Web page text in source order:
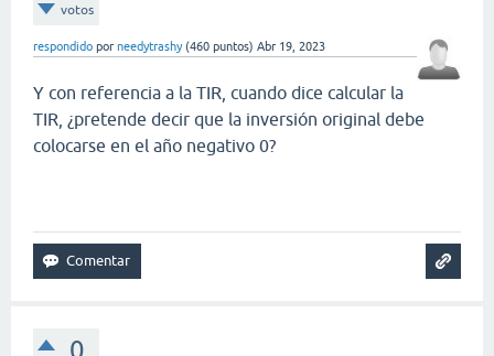
votos
respondido por needytrashy (460 puntos) Abr 19, 2023
Y con referencia a la TIR, cuando dice calcular la
TIR, ¿pretende decir que la inversión original debe
colocarse en el año negativo 0?
0